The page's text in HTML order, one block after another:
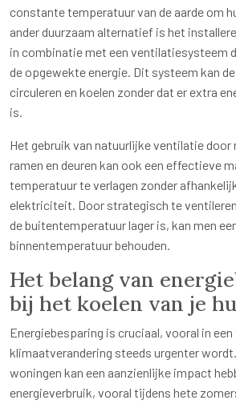
constante temperatuur van de aarde om
ander duurzaam alternatief is het
in combinatie met een ventilatiesysteem
de opgewekte energie. Dit systeem kan
circuleren en koelen zonder dat er extra
is.
Het gebruik van natuurlijke ventilatie door
ramen en deuren kan ook een effectieve
temperatuur te verlagen zonder
elektriciteit. Door strategisch te
de buitentemperatuur lager is, kan men
binnentemperatuur behouden.
Het belang van
bij het koelen van je
Energiebesparing is cruciaal, vooral in
klimaatverandering steeds urgenter
woningen kan een aanzienlijke impact
energieverbruik, vooral tijdens hete